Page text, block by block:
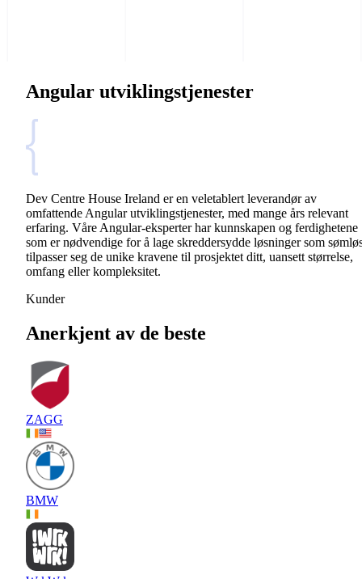
Angular utviklingstjenester
Dev Centre House Ireland er en veletablert leverandør av
omfattende Angular utviklingstjenester, med mange års relevant
erfaring. Våre Angular-eksperter har kunnskapen og ferdighetene
som er nødvendige for å lage skreddersydde løsninger som
tilpasser seg de unike kravene til prosjektet ditt, uansett størrelse,
omfang eller kompleksitet.
Kunder
Anerkjent av de beste
ZAGG
BMW